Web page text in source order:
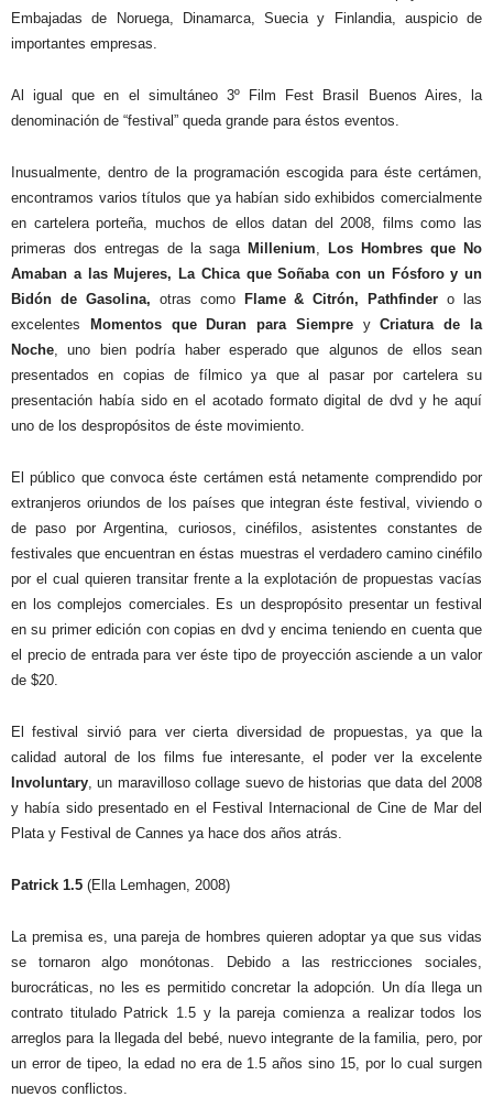
Embajadas de Noruega, Dinamarca, Suecia y Finlandia, auspicio de
importantes empresas.
Al igual que en el simultáneo 3º Film Fest Brasil Buenos Aires, la
denominación de “festival” queda grande para éstos eventos.
Inusualmente, dentro de la programación escogida para éste certámen,
encontramos varios títulos que ya habían sido exhibidos comercialmente
en cartelera porteña, muchos de ellos datan del 2008, films como las
primeras dos entregas de la saga Millenium
Los Hombres que No
Amaban a las Mujeres, La Chica que Soñaba con un Fósforo y un
Bidón de Gasolina, otras comoFlame & Citrón, Pathfinder o las
excelentes
Momentos que Duran para SiempreyCriatura de la
Noche , uno bien podría haber esperado que algunos de ellos sean
presentados en copias de fílmico ya que al pasar por cartelera su
presentación había sido en el acotado formato digital de dvd y he aquí
uno de los despropósitos de éste movimiento.
El público que convoca éste certámen está netamente comprendido por
extranjeros oriundos de los países que integran éste festival, viviendo o
de paso por Argentina, curiosos, cinéfilos, asistentes constantes de
festivales que encuentran en éstas muestras el verdadero camino cinéfilo
por el cual quieren transitar frente a la explotación de propuestas vacías
en los complejos comerciales. Es un despropósito presentar un festival
en su primer edición con copias en dvd y encima teniendo en cuenta que
el precio de entrada para ver éste tipo de proyección asciende a un valor
de $20.
El festival sirvió para ver cierta diversidad de propuestas, ya que la
calidad autoral de los films fue interesante, el poder ver la excelente
Involuntary , un maravilloso collage suevo de historias que data del 2008
y había sido presentado en el Festival Internacional de Cine de Mar del
Plata y Festival de Cannes ya hace dos años atrás.
Patrick 1.5 (Ella Lemhagen, 2008)
La premisa es, una pareja de hombres quieren adoptar ya que sus vidas
se tornaron algo monótonas. Debido a las restricciones sociales,
burocráticas, no les es permitido concretar la adopción. Un día llega un
contrato titulado Patrick 1.5 y la pareja comienza a realizar todos los
arreglos para la llegada del bebé, nuevo integrante de la familia, pero, por
un error de tipeo, la edad no era de 1.5 años sino 15, por lo cual surgen
nuevos conflictos.